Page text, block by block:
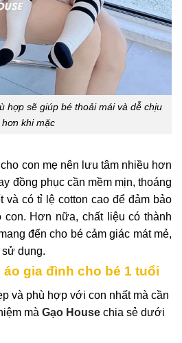
hợp sẽ giúp bé thoải mái và dễ chịu
hơn khi mặc
con mẹ nên lưu tâm nhiều hơn
đồng phục cần mềm mịn, thoáng
và có tỉ lệ cotton cao để đảm bảo
con. Hơn nữa, chất liệu có thành
đến cho bé cảm giác mát mẻ,
dụng.
gia đình cho bé 1 tuổi
và phù hợp với con nhất mà cần
mà Gạo House chia sẻ dưới